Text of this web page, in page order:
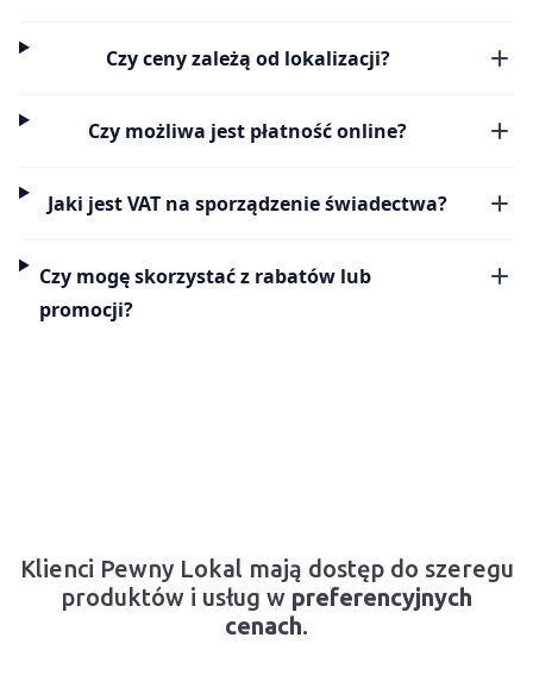
Czy ceny zależą od lokalizacji?
Czy możliwa jest płatność online?
Jaki jest VAT na sporządzenie świadectwa?
Czy mogę skorzystać z rabatów lub
promocji?
Klienci Pewny Lokal mają dostęp do szeregu
produktów i usług w preferencyjnych
cenach.